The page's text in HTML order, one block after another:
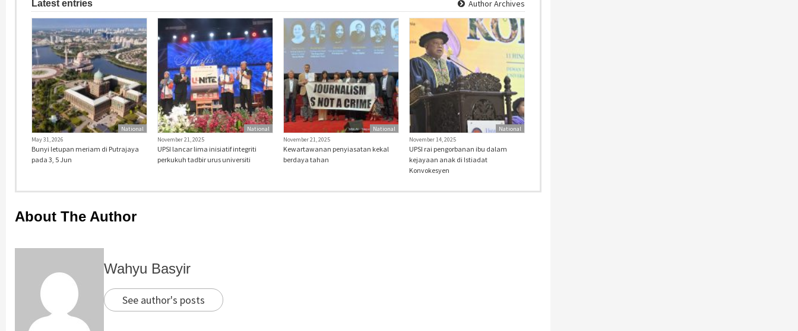
Latest entries Author Archives
National
May 31, 2026
Bunyi letupan meriam di Putrajaya
pada 3, 5 Jun
National
November 21, 2025
UPSI lancar lima inisiatif integriti
perkukuh tadbir urus universiti
National
November 21, 2025
Kewartawanan penyiasatan kekal
berdaya tahan
National
November 14, 2025
UPSI rai pengorbanan ibu dalam
kejayaan anak di Istiadat
Konvokesyen
About The Author
Wahyu Basyir
See author's posts